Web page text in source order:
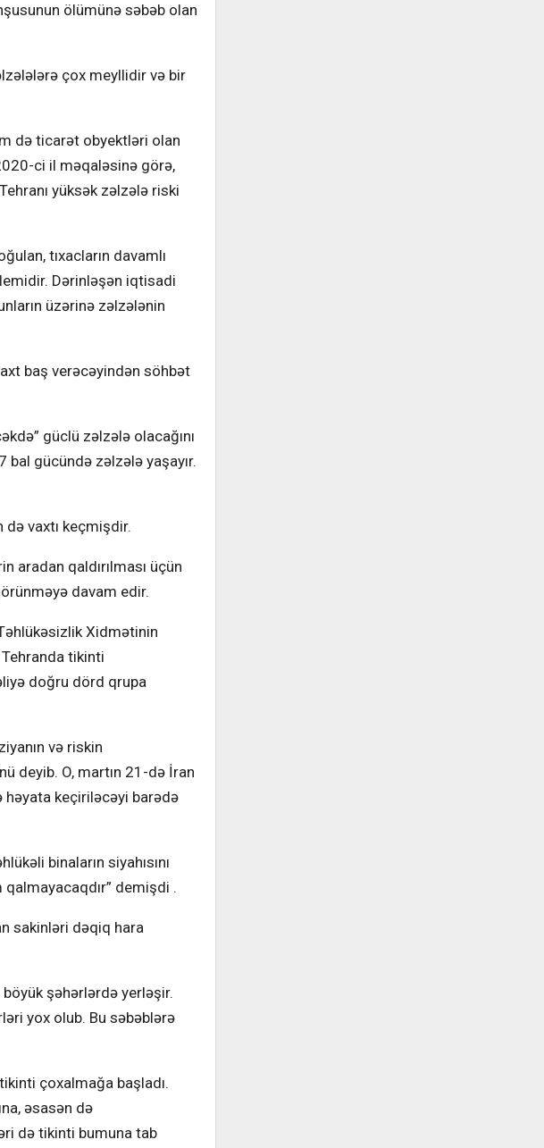
ölümünə səbəb olan
çox meyllidir və bir
də ticarət obyektləri olan
ci il məqaləsinə görə,
yüksək zəlzələ riski
tıxacların davamlı
Dərinləşən iqtisadi
üzərinə zəlzələnin
baş verəcəyindən söhbət
güclü zəlzələ olacağını
gücündə zəlzələ yaşayır.
vaxtı keçmişdir.
aradan qaldırılması üçün
davam edir.
Xidmətinin
tikinti
doğru dörd qrupa
və riskin
deyib. O, martın 21-də İran
həyata keçiriləcəyi barədə
binaların siyahısını
demişdi .
sakinləri dəqiq hara
şəhərlərdə yerləşir.
yox olub. Bu səbəblərə
çoxalmağa başladı.
əsasən də
də tikinti bumuna tab